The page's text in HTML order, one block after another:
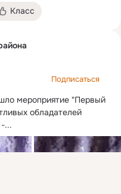
Класс
Подписаться
мероприятие "Первый
обладателей
...